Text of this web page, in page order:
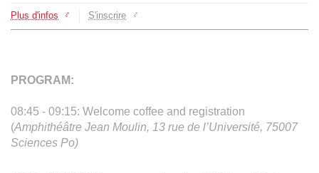
Plus d'infos S'inscrire
PROGRAM:
08:45 - 09:15: Welcome coffee and registration
(Amphithéâtre Jean Moulin, 13 rue de l’Université, 75007
Sciences Po)